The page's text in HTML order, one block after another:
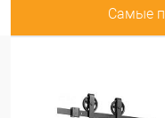
Самые